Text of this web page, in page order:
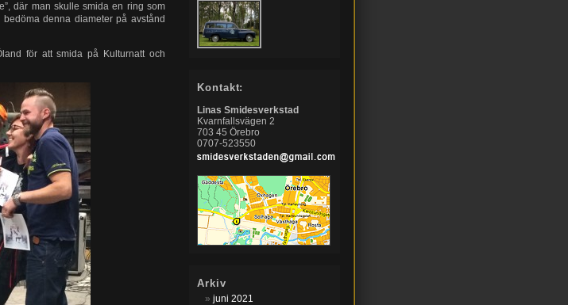
där man skulle smida en ring som
denna diameter på avstånd
för att smida på Kulturnatt och
Kontakt:
Linas Smidesverkstad
Kvarnfallsvägen 2
703 45 Örebro
0707-523550
Arkiv
juni 2021